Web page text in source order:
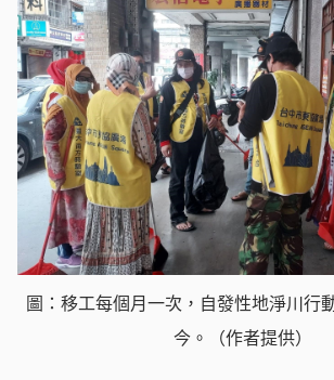
圖：移工每個月一次，自發性地淨川行
今。（作者提供）